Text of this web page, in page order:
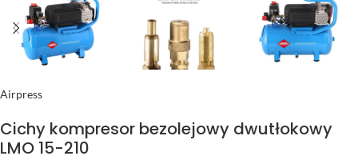
Airpress
Cichy kompresor bezolejowy dwutłokowy
LMO 15-210